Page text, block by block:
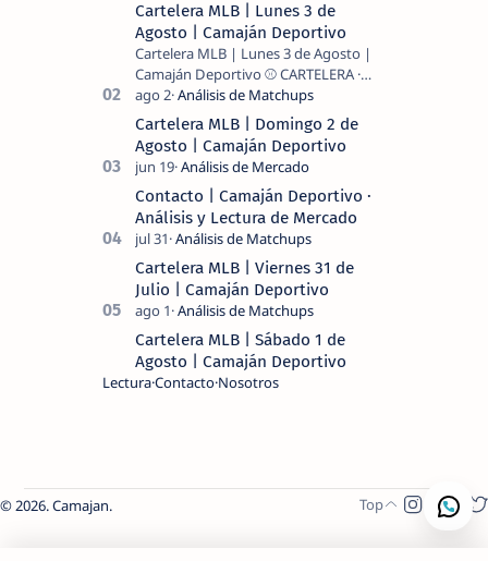
Cartelera MLB | Lunes 3 de
Agosto | Camaján Deportivo
Cartelera MLB | Lunes 3 de Agosto |
Camaján Deportivo ⚾ CARTELERA ·
Cartelera MLB | Domingo 2 de
Agosto | Camaján Deportivo
Contacto | Camaján Deportivo ·
Análisis y Lectura de Mercado
Cartelera MLB | Viernes 31 de
Julio | Camaján Deportivo
Cartelera MLB | Sábado 1 de
Agosto | Camaján Deportivo
LecturaContacto Nosotros
2026.Camajan.